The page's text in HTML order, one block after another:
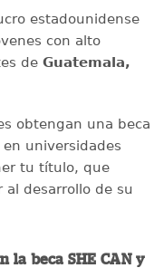
estadounidense
con alto
deGuatemala,
obtengan una beca
universidades
tu título, que
al desarrollo de su
la beca SHE CAN y